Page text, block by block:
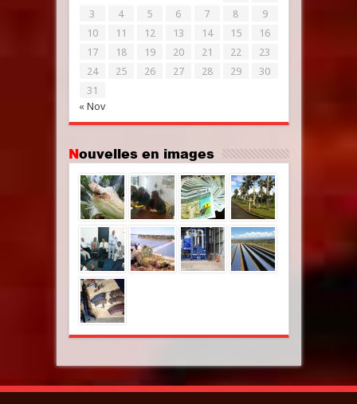
« Nov
3
4 5 6 7 8
9
10
11 12 13 14 15
16
17
18 19 20 21 22
23
24
25 26 27 28 29
30
31
Nouvelles en images